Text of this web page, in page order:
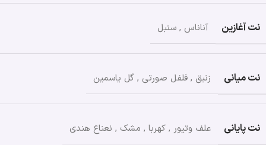
نت آغازین آناناس , سنبل
نت میانی زنبق , فلفل صورتی , گل یاسمین
نت پایانی علف وتیور , کهربا , مشک , نعناع هندی